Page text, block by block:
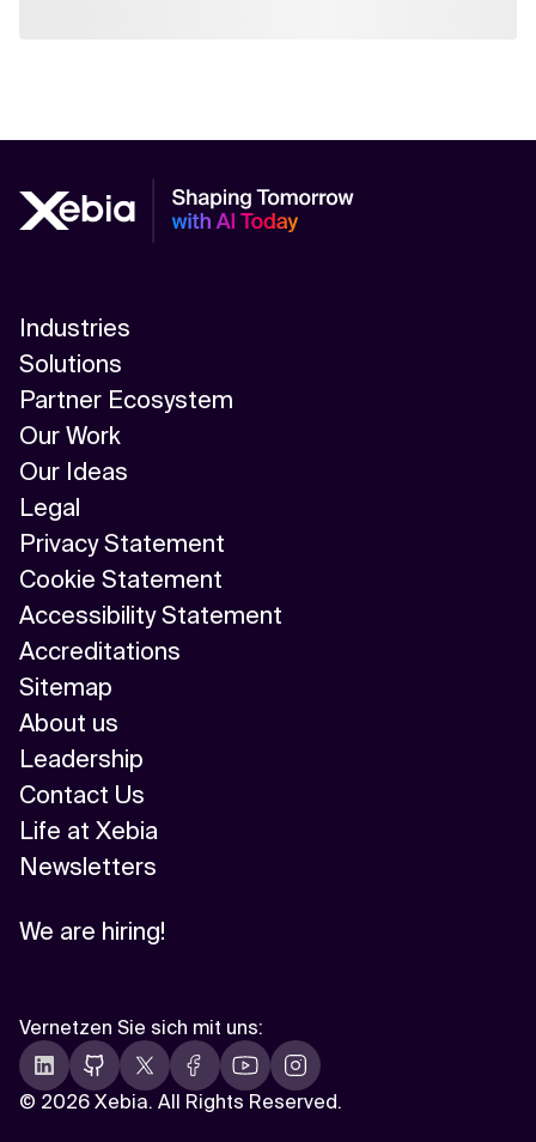
Industries
Solutions
Partner Ecosystem
Our Work
Our Ideas
Legal
Privacy Statement
Cookie Statement
Accessibility Statement
Accreditations
Sitemap
About us
Leadership
Contact Us
Life at Xebia
Newsletters
We are hiring!
© 2026 Xebia. All Rights Reserved.
Vernetzen Sie sich mit uns: